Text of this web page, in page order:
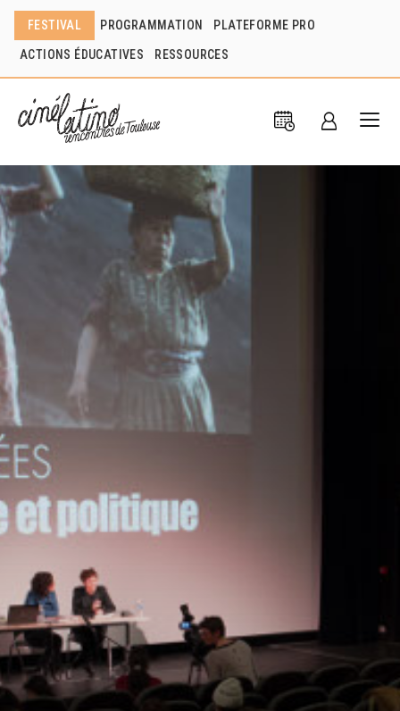
FESTIVAL PROGRAMMATION PLATEFORME PRO
ACTIONS ÉDUCATIVES RESSOURCES